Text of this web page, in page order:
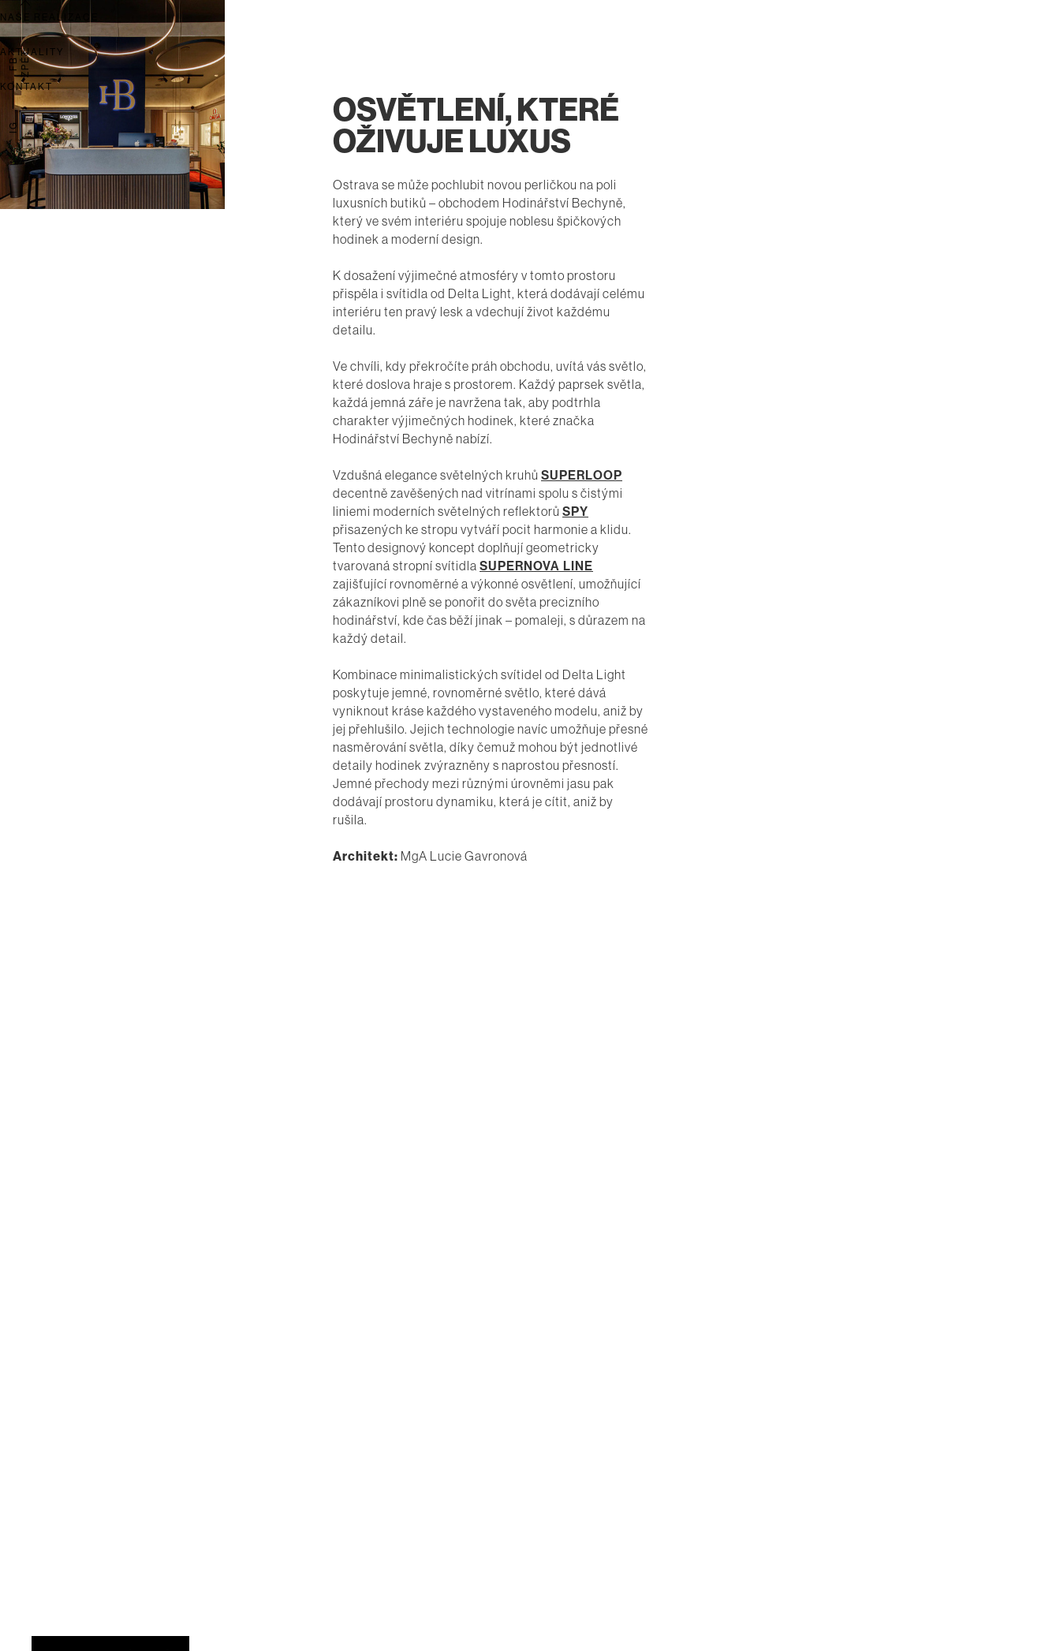
NAŠE REALIZACE
AKTUALITY
KONTAKT
FB
IG
ZPĚT
OSVĚTLENÍ, KTERÉ
OŽIVUJE LUXUS
Ostrava se může pochlubit novou perličkou na poli
luxusních butiků – obchodem Hodinářství Bechyně,
který ve svém interiéru spojuje noblesu špičkových
hodinek a moderní design.
K dosažení výjimečné atmosféry v tomto prostoru
přispěla i svítidla od Delta Light, která dodávají celému
interiéru ten pravý lesk a vdechují život každému
detailu.
Ve chvíli, kdy překročíte práh obchodu, uvítá vás světlo,
které doslova hraje s prostorem. Každý paprsek světla,
každá jemná záře je navržena tak, aby podtrhla
charakter výjimečných hodinek, které značka
Hodinářství Bechyně nabízí.
Vzdušná elegance světelných kruhů SUPERLOOP
decentně zavěšených nad vitrínami spolu s čistými
liniemi moderních světelných reflektorů SPY
přisazených ke stropu vytváří pocit harmonie a klidu.
Tento designový koncept doplňují geometricky
tvarovaná stropní svítidla SUPERNOVA LINE
zajišťující rovnoměrné a výkonné osvětlení, umožňující
zákazníkovi plně se ponořit do světa precizního
hodinářství, kde čas běží jinak – pomaleji, s důrazem na
každý detail.
Kombinace minimalistických svítidel od Delta Light
poskytuje jemné, rovnoměrné světlo, které dává
vyniknout kráse každého vystaveného modelu, aniž by
jej přehlušilo. Jejich technologie navíc umožňuje přesné
nasměrování světla, díky čemuž mohou být jednotlivé
detaily hodinek zvýrazněny s naprostou přesností.
Jemné přechody mezi různými úrovněmi jasu pak
dodávají prostoru dynamiku, která je cítit, aniž by
rušila.
Architekt: MgA Lucie Gavronová